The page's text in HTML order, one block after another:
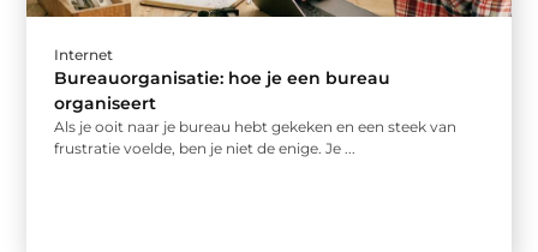
Internet
Bureauorganisatie: hoe je een bureau
organiseert
Als je ooit naar je bureau hebt gekeken en een steek van
frustratie voelde, ben je niet de enige. Je ...